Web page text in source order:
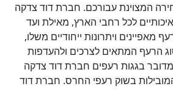
המצוינת עבורכם. חברת דוד צדקה
לכל רחבי הארץ, מאילת ועד
מאפיינים ויתרונות ייחודיים משלו,
הרעף המתאים לצרכים ולהעדפות
בגגות רעפים חברת דוד צדקה
בשוק רעפי החרס. חברת דוד